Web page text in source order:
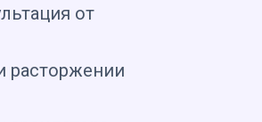
от
расторжении